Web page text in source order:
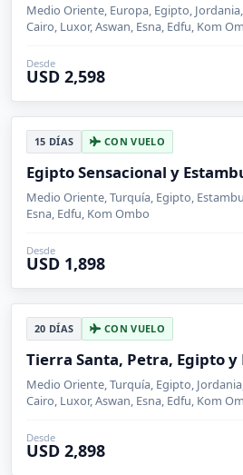
Medio Oriente, Europa, Egipto,
Cairo, Luxor, Aswan, Esna, Edfu, Kom
Desde
USD 2,598
15 DÍAS CON VUELO
Egipto Sensacional y
Medio Oriente, Turquía, Egipto,
Esna, Edfu, Kom Ombo
Desde
USD 1,898
20 DÍAS CON VUELO
Tierra Santa, Petra, Egipto y
Medio Oriente, Turquía, Egipto,
Cairo, Luxor, Aswan, Esna, Edfu, Kom
Desde
USD 2,898